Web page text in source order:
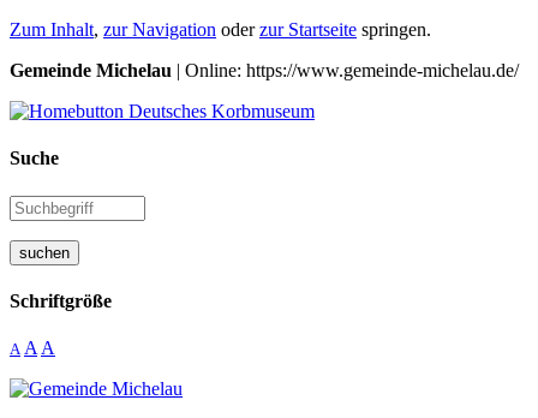
Zum Inhalt, zur Navigation oderzur Startseite springen.
Gemeinde Michelau | Online: https://www.gemeinde-michelau.de/
Suche
suchen
Schriftgröße
A A A